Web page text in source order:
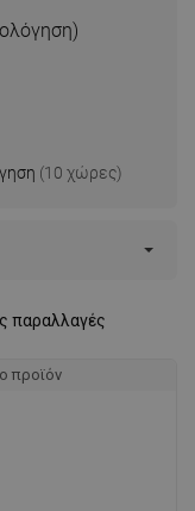
(10 χώρες)
παραλλαγές
προϊόν